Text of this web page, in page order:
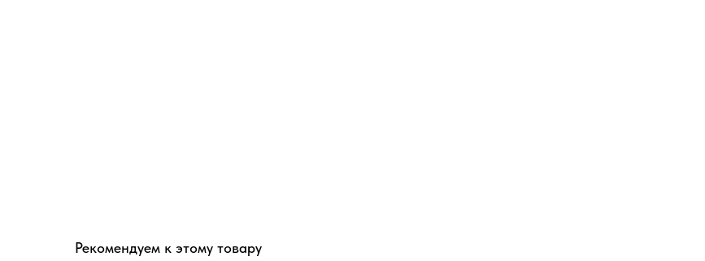
Рекомендуем к этому товару